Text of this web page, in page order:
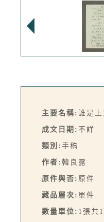
主要名稱: 誰是上
成文日期: 不詳
類別: 手稿
作者: 韓良露
原件與否: 原件
藏品層次: 單件
數量單位: 1張共